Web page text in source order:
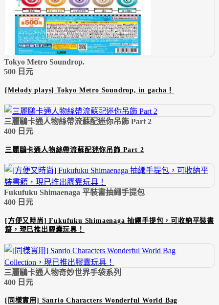
Tokyo Metro Soundrop.
500 日元
[Melody plays] Tokyo Metro Soundrop, in gacha！
三麗鷗卡通人物絲帶流蘇配迷你吊飾 Part 2
400 日元
三麗鷗卡通人物絲帶流蘇配迷你吊飾 Part 2
Fukufuku Shimaenaga 平裝書抽繩手提包
400 日元
[方便又時尚] Fukufuku Shimaenaga 抽繩手提包，可收納平裝書
籍，現已推出膠囊玩具！
三麗鷗卡通人物奇妙世界手袋系列
400 日元
[同樣實用] Sanrio Characters Wonderful World Bag